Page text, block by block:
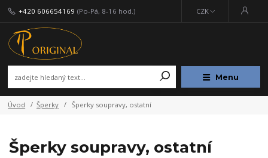
Menu
CZK
+420 606654169 (Po-Pá, 8-16 hod.)
Úvod Šperky Šperky soupravy, ostatní
Šperky soupravy, ostatní